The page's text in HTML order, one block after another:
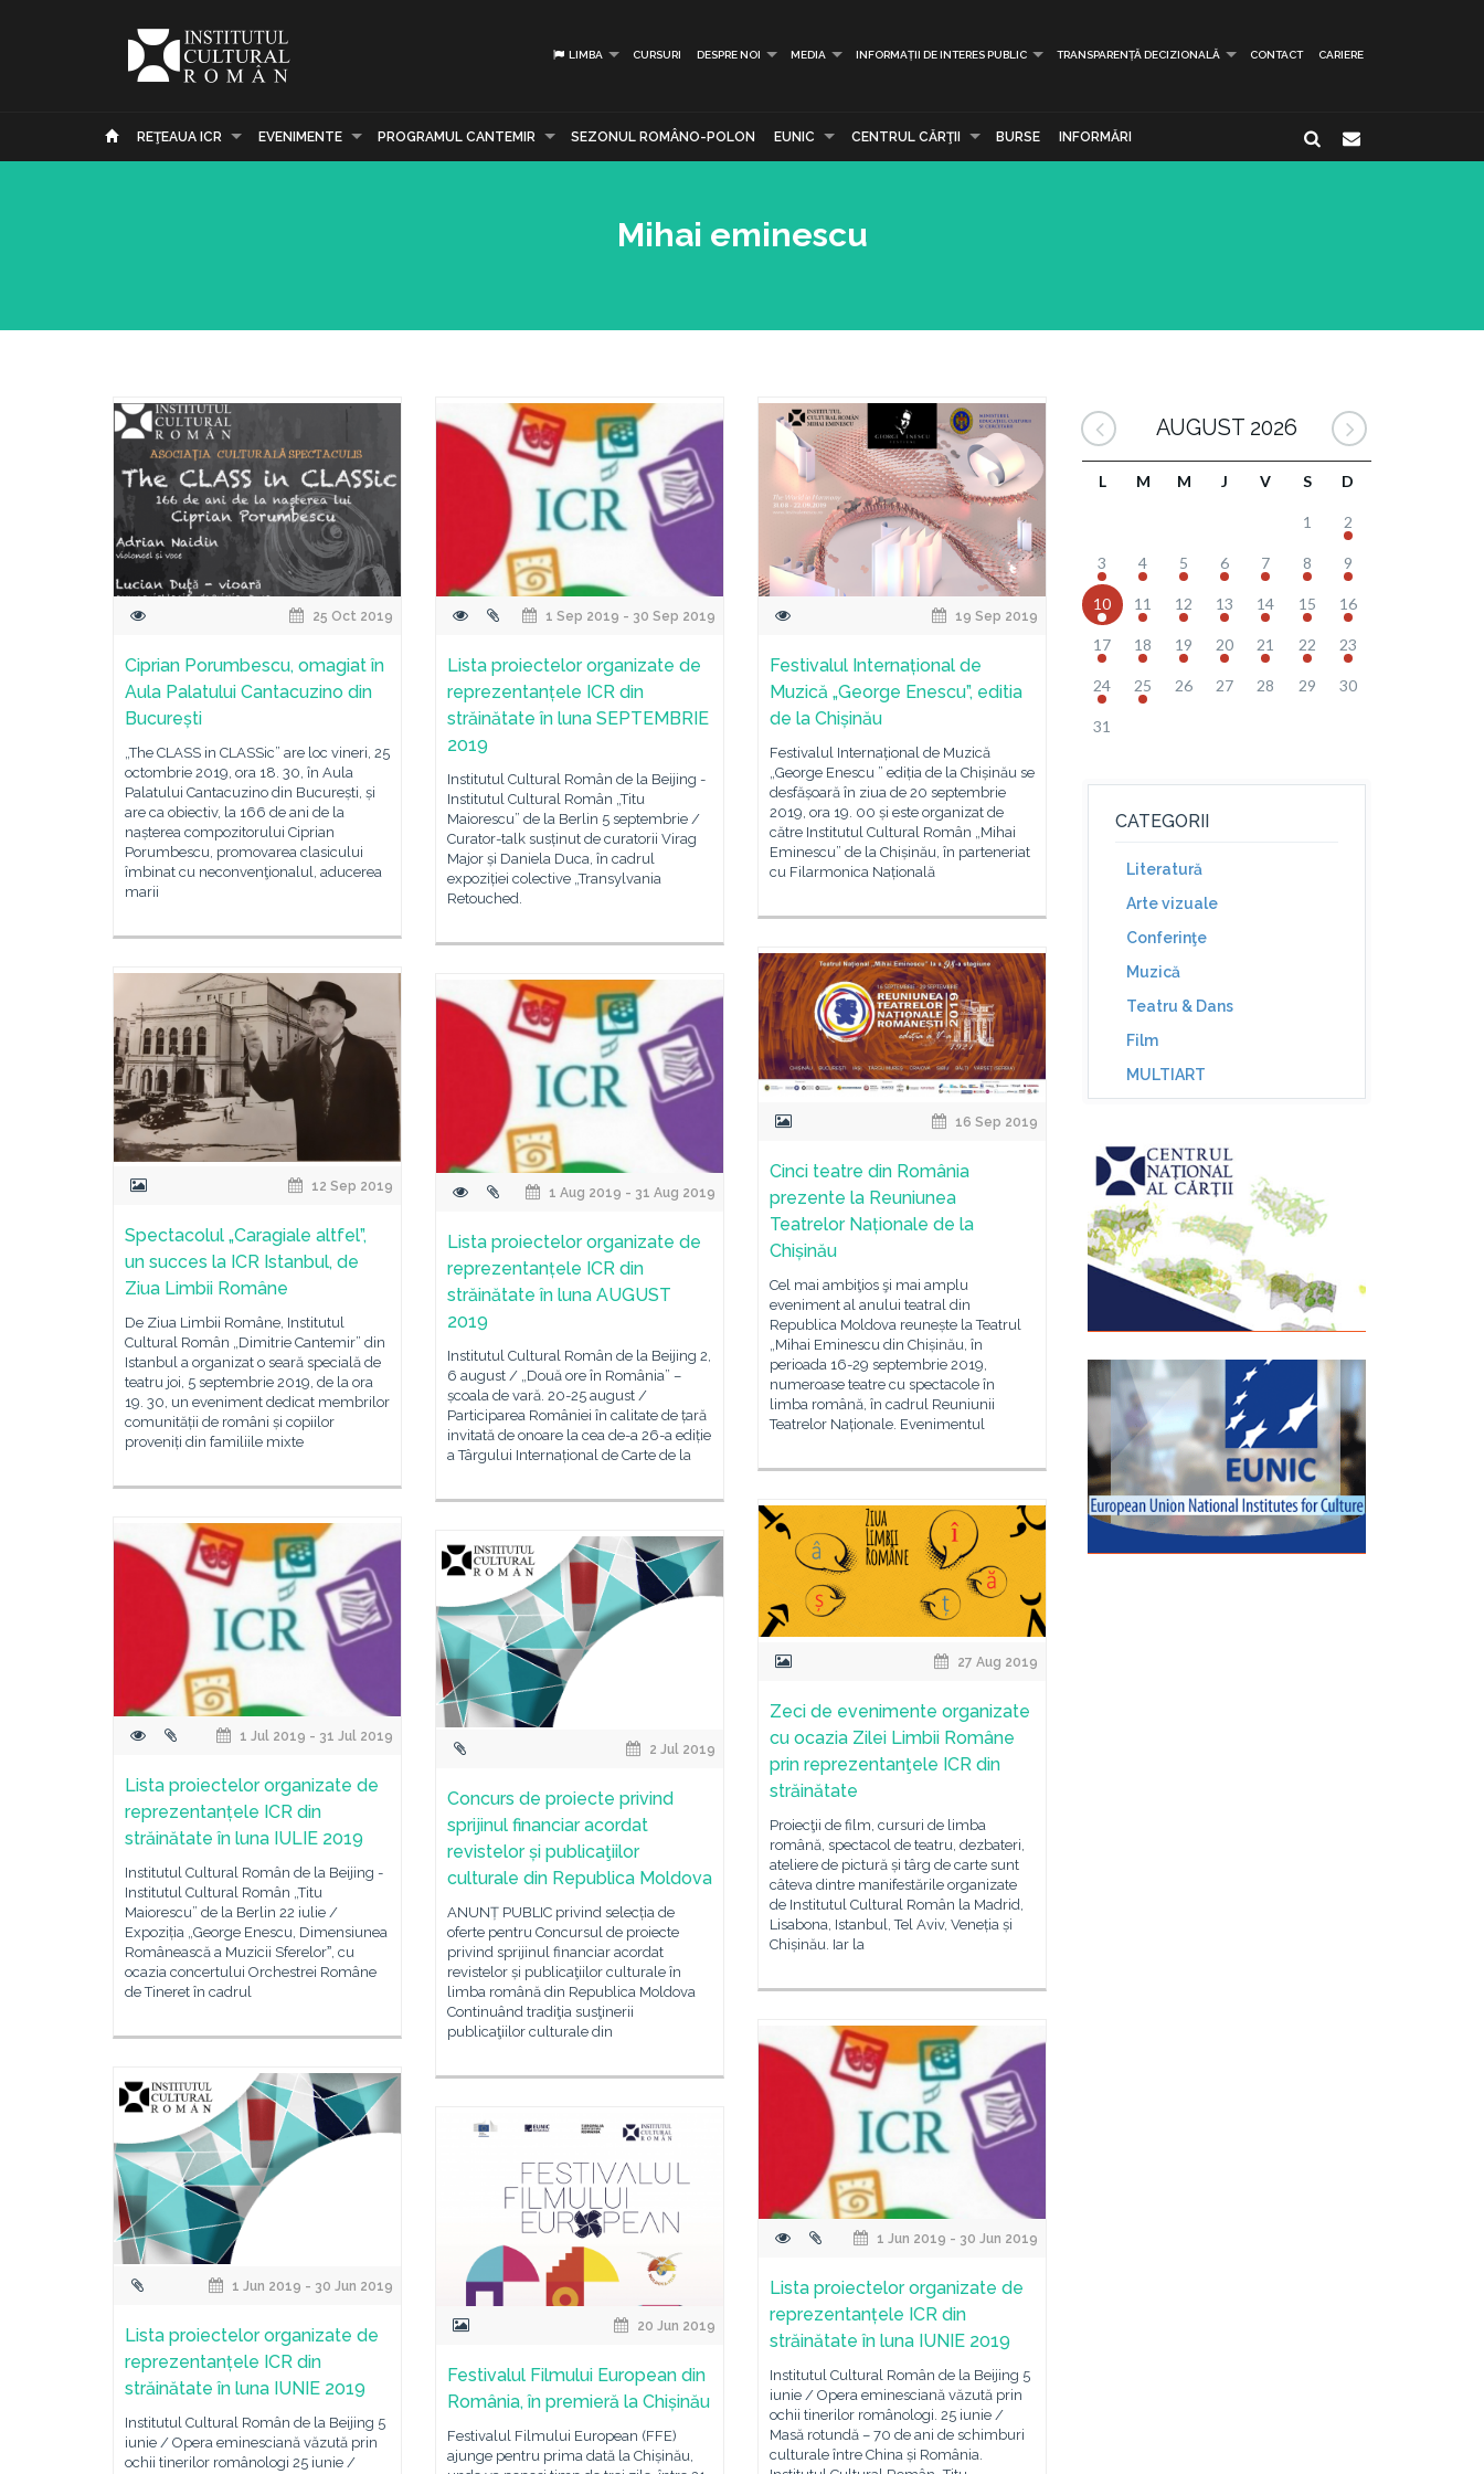
LIMBA CURSURI DESPRE NOI MEDIA INFORMAȚII DE INTERES PUBLIC TRANSPARENȚĂ DECIZIONALĂ CONTACT CARIERE
REŢEAUA ICR EVENIMENTE PROGRAMUL CANTEMIR SEZONUL ROMÂNO-POLON EUNIC CENTRUL CĂRŢII BURSE INFORMĂRI
Mihai eminescu
25 Oct 2019
Ciprian Porumbescu, omagiat în
Aula Palatului Cantacuzino din
București
„The CLASS in CLASSic” are loc vineri, 25
octombrie 2019, ora 18. 30, în Aula
Palatului Cantacuzino din București, și
are ca obiectiv, la 166 de ani de la
nașterea compozitorului Ciprian
Porumbescu, promovarea clasicului
îmbinat cu neconvenţionalul, aducerea
marii
1 Sep 2019 - 30 Sep 2019
Lista proiectelor organizate de
reprezentanțele ICR din
străinătate în luna SEPTEMBRIE
2019
Institutul Cultural Român de la Beijing -
Institutul Cultural Român „Titu
Maiorescu” de la Berlin 5 septembrie /
Curator-talk susținut de curatorii Virag
Major și Daniela Duca, în cadrul
expoziției colective „Transylvania
Retouched.
19 Sep 2019
Festivalul Internațional de
Muzică „George Enescu”, editia
de la Chișinău
Festivalul Internațional de Muzică
„George Enescu ” ediția de la Chișinău se
desfășoară în ziua de 20 septembrie
2019, ora 19. 00 și este organizat de
către Institutul Cultural Român „Mihai
Eminescu” de la Chișinău, în parteneriat
cu Filarmonica Națională
16 Sep 2019
Cinci teatre din România
prezente la Reuniunea
Teatrelor Naționale de la
Chișinău
Cel mai ambiţios şi mai amplu
eveniment al anului teatral din
Republica Moldova reunește la Teatrul
„Mihai Eminescu din Chișinău, în
perioada 16-29 septembrie 2019,
numeroase teatre cu spectacole în
limba română, în cadrul Reuniunii
Teatrelor Naționale. Evenimentul
12 Sep 2019
Spectacolul „Caragiale altfel”,
un succes la ICR Istanbul, de
Ziua Limbii Române
De Ziua Limbii Române, Institutul
Cultural Român „Dimitrie Cantemir” din
Istanbul a organizat o seară specială de
teatru joi, 5 septembrie 2019, de la ora
19. 30, un eveniment dedicat membrilor
comunității de români și copiilor
proveniți din familiile mixte
1 Aug 2019 - 31 Aug 2019
Lista proiectelor organizate de
reprezentanțele ICR din
străinătate în luna AUGUST
2019
Institutul Cultural Român de la Beijing 2,
6 august / „Două ore în România” –
școala de vară. 20-25 august /
Participarea României în calitate de țară
invitată de onoare la cea de-a 26-a ediție
a Târgului Internațional de Carte de la
27 Aug 2019
Zeci de evenimente organizate
cu ocazia Zilei Limbii Române
prin reprezentanţele ICR din
străinătate
Proiecţii de film, cursuri de limba
română, spectacol de teatru, dezbateri,
ateliere de pictură și târg de carte sunt
câteva dintre manifestările organizate
de Institutul Cultural Român la Madrid,
Lisabona, Istanbul, Tel Aviv, Veneția și
Chișinău. Iar la
1 Jul 2019 - 31 Jul 2019
Lista proiectelor organizate de
reprezentanțele ICR din
străinătate în luna IULIE 2019
Institutul Cultural Român de la Beijing -
Institutul Cultural Român „Titu
Maiorescu” de la Berlin 22 iulie /
Expoziția „George Enescu, Dimensiunea
Românească a Muzicii Sferelorˮ, cu
ocazia concertului Orchestrei Române
de Tineret în cadrul
2 Jul 2019
Concurs de proiecte privind
sprijinul financiar acordat
revistelor și publicaţiilor
culturale din Republica Moldova
ANUNȚ PUBLIC privind selecția de
oferte pentru Concursul de proiecte
privind sprijinul financiar acordat
revistelor și publicaţiilor culturale în
limba română din Republica Moldova
Continuând tradiţia susţinerii
publicaţiilor culturale din
1 Jun 2019 - 30 Jun 2019
Lista proiectelor organizate de
reprezentanțele ICR din
străinătate în luna IUNIE 2019
Institutul Cultural Român de la Beijing 5
iunie / Opera eminesciană văzută prin
ochii tinerilor românologi. 25 iunie /
Masă rotundă – 70 de ani de schimburi
culturale între China și România.
1 Jun 2019 - 30 Jun 2019
Lista proiectelor organizate de
reprezentanțele ICR din
străinătate în luna IUNIE 2019
Institutul Cultural Român de la Beijing 5
iunie / Opera eminesciană văzută prin
ochii tinerilor românologi 25 iunie /
20 Jun 2019
Festivalul Filmului European din
România, în premieră la Chișinău
Festivalul Filmului European (FFE)
ajunge pentru prima dată la Chișinău,
AUGUST 2026
L M M J V S D
1 2
3 4 5 6 7 8 9
10 11 12 13 14 15 16
17 18 19 20 21 22 23
24 25 26 27 28 29 30
31
CATEGORII
Literatură
Arte vizuale
Conferinţe
Muzică
Teatru & Dans
Film
MULTIART